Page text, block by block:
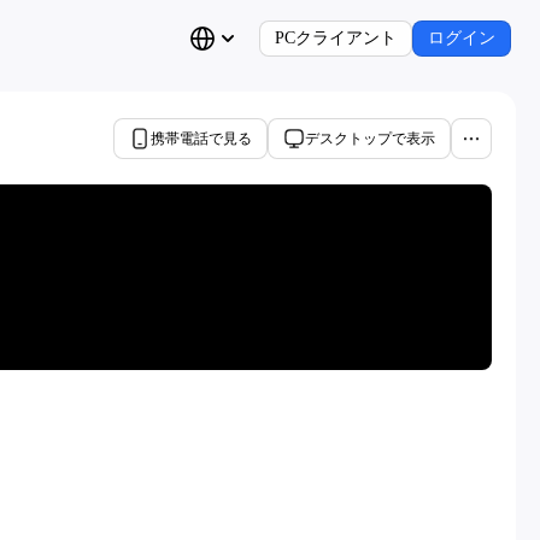
PCクライアント ログイン
携帯電話で見る デスクトップで表示